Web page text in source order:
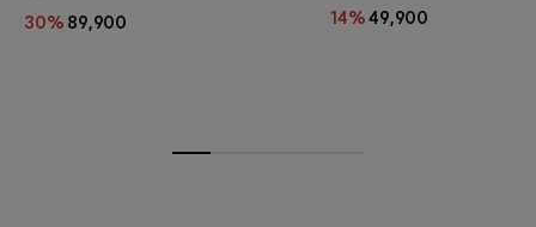
30% 89,900 14%49,900